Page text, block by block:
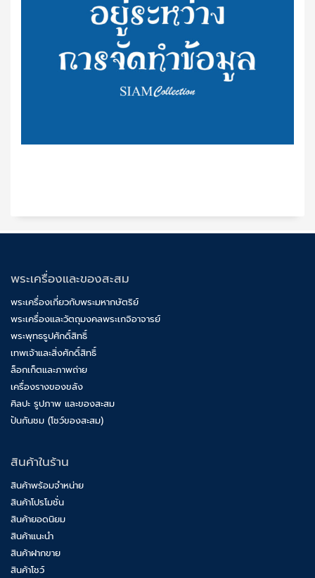
พระเครื่องและของสะสม
พระเครื่องเกี่ยวกับพระมหากษัตริย์
พระเครื่องและวัตถุมงคลพระเกจิอาจารย์
พระพุทธรูปศักดิ์สิทธิ์
เทพเจ้าและสิ่งศักดิ์สิทธิ์
ล็อกเก็ตและภาพถ่าย
เครื่องรางของขลัง
ศิลปะ รูปภาพ และของสะสม
ปันกันชม (โชว์ของสะสม)
สินค้าในร้าน
สินค้าพร้อมจำหน่าย
สินค้าโปรโมชั่น
สินค้ายอดนิยม
สินค้าแนะนำ
สินค้าฝากขาย
สินค้าโชว์